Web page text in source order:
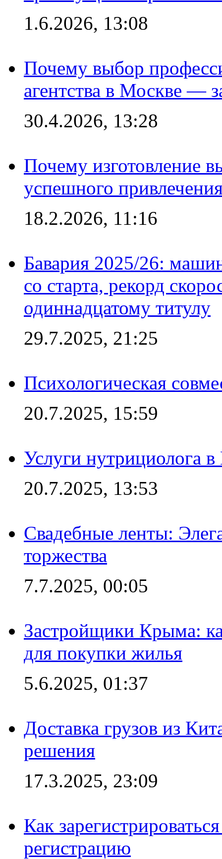
1.6.2026, 13:08
Почему выбор
агентства в Москве —
30.4.2026, 13:28
Почему изготовление
успешного
18.2.2026, 11:16
Бавария 2025/26:
со старта, рекорд
одиннадцатому титулу
29.7.2025, 21:25
Психологическая
20.7.2025, 15:59
Услуги нутрициолога
20.7.2025, 13:53
Свадебные ленты:
торжества
7.7.2025, 00:05
Застройщики Крыма:
для покупки жилья
5.6.2025, 01:37
Доставка грузов из
решения
17.3.2025, 23:09
Как
регистрацию